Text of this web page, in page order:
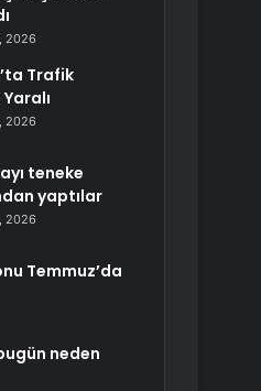
2026
Trafik
2026
teneke
yaptılar
2026
Temmuz’da
neden